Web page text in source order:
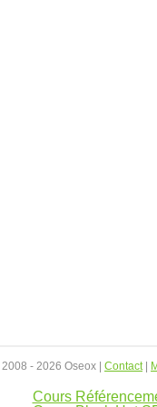
- 2026 Oseox | Contact|
Cours